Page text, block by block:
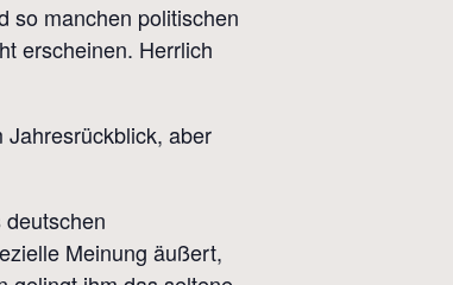
so manchen politischen
erscheinen. Herrlich
Jahresrückblick, aber
Meinung äußert,